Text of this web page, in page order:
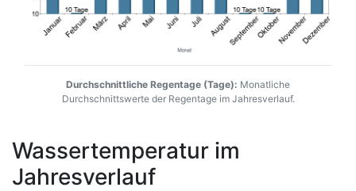
Durchschnittliche Regentage (Tage): Monatliche
Durchschnittswerte der Regentage im Jahresverlauf.
Wassertemperatur im
Jahresverlauf